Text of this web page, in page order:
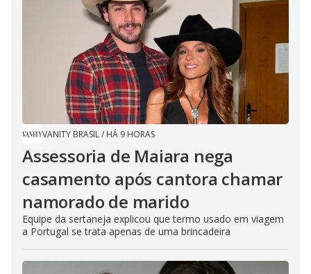
VANITY BRASIL/ HÁ 9 HORAS
Assessoria de Maiara nega
casamento após cantora chamar
namorado de marido
Equipe da sertaneja explicou que termo usado em viagem
a Portugal se trata apenas de uma brincadeira